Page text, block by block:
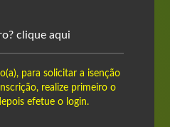
clique aqui
para solicitar a isenção
realize primeiro o
efetue o login.